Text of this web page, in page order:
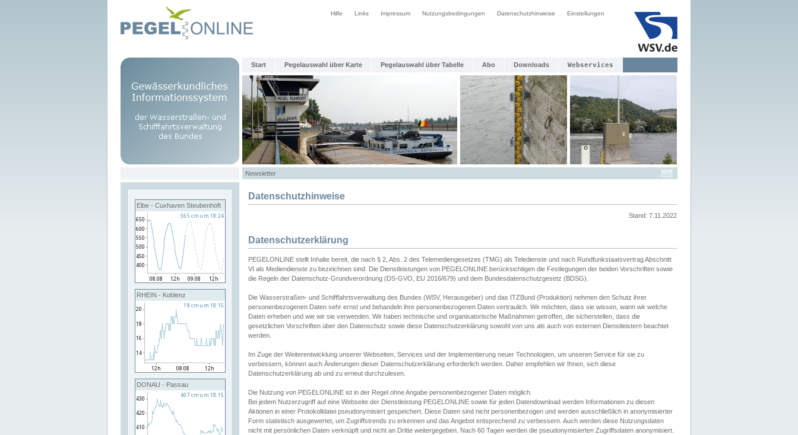
Hilfe Links Impressum Nutzungsbedingungen Datenschutzhinweise Einstellungen
Start Pegelauswahl über Karte Pegelauswahl über Tabelle Abo Downloads Webservices
Newsletter
Elbe - Cuxhaven Steubenhöft
RHEIN - Koblenz
DONAU - Passau
Datenschutzhinweise
Stand: 7.11.2022
Datenschutzerklärung
PEGELONLINE stellt Inhalte bereit, die nach § 2, Abs. 2 des Telemediengesetzes (TMG) als Teledienste und nach Rundfunkstaatsvertrag Abschnitt
VI als Mediendienste zu bezeichnen sind. Die Dienstleistungen von PEGELONLINE berücksichtigen die Festlegungen der beiden Vorschriften sowie
die Regeln der Datenschutz-Grundverordnung (DS-GVO, EU 2016/679) und dem Bundesdatenschutzgesetz (BDSG).
Die Wasserstraßen- und Schifffahrtsverwaltung des Bundes (WSV, Herausgeber) und das ITZBund (Produktion) nehmen den Schutz ihrer
personenbezogenen Daten sehr ernst und behandeln ihre personenbezogenen Daten vertraulich. Wir möchten, dass sie wissen, wann wir welche
Daten erheben und wie wir sie verwenden. Wir haben technische und organisatorische Maßnahmen getroffen, die sicherstellen, dass die
gesetzlichen Vorschriften über den Datenschutz sowie diese Datenschutzerklärung sowohl von uns als auch von externen Dienstleistern beachtet
werden.
Im Zuge der Weiterentwicklung unserer Webseiten, Services und der Implementierung neuer Technologien, um unseren Service für sie zu
verbessern, können auch Änderungen dieser Datenschutzerklärung erforderlich werden. Daher empfehlen wir Ihnen, sich diese
Datenschutzerklärung ab und zu erneut durchzulesen.
Die Nutzung von PEGELONLINE ist in der Regel ohne Angabe personenbezogener Daten möglich.
Bei jedem Nutzerzugriff auf eine Webseite der Dienstleistung PEGELONLINE sowie für jeden Datendownload werden Informationen zu diesen
Aktionen in einer Protokolldatei pseudonymisiert gespeichert. Diese Daten sind nicht personenbezogen und werden ausschließlich in anonymisierter
Form statistisch ausgewertet, um Zugriffstrends zu erkennen und das Angebot entsprechend zu verbessern. Auch werden diese Nutzungsdaten
nicht mit persönlichen Daten verknüpft und nicht an Dritte weitergegeben. Nach 60 Tagen werden die pseudonymisierten Zugriffsdaten anonymisiert.